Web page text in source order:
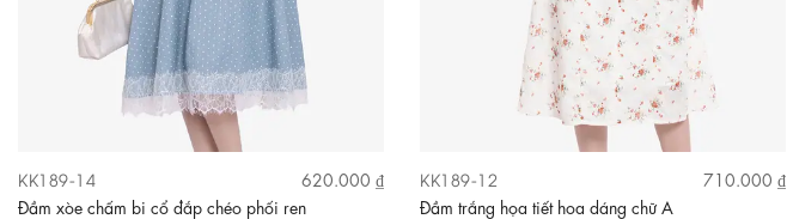
KK189-14
620.000 ₫
Đầm xòe chấm bi cổ đắp chéo phối ren
KK189-12
710.000 ₫
Đầm trắng họa tiết hoa dáng chữ A